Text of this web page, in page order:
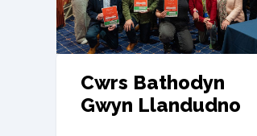
Cwrs Bathodyn
Gwyn Llandudno